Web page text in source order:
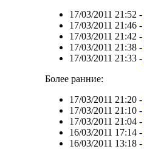
17/03/2011 21:52 -
17/03/2011 21:46-
17/03/2011 21:42 -
17/03/2011 21:38-
17/03/2011 21:33-
Более ранние:
17/03/2011 21:20-
17/03/2011 21:10-
17/03/2011 21:04-
16/03/2011 17:14-
16/03/2011 13:18-